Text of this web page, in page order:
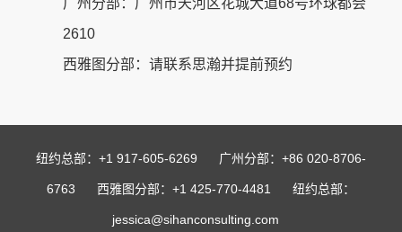
2610
西雅图分部：请联系思瀚并提前预约
纽约总部：+1 917-605-6269 广州分部：+86 020-8706-
6763 西雅图分部：+1 425-770-4481 纽约总部：
jessica@sihanconsulting.com